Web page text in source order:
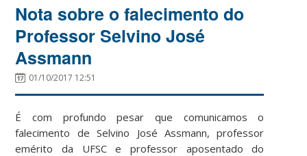
Nota sobre o falecimento do
Professor Selvino José
Assmann
01/10/2017 12:51
É com profundo pesar que comunicamos o
falecimento de Selvino José Assmann, professor
emérito da UFSC e professor aposentado do